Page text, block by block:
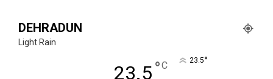
DEHRADUN
Light Rain
23.5°C 23.5°